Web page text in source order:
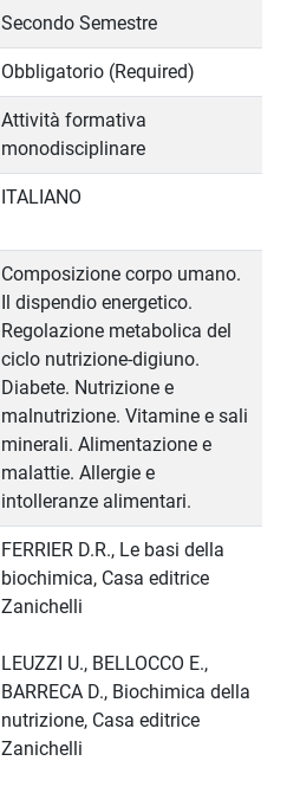
Secondo Semestre
Obbligatorio (Required)
Attività formativa
monodisciplinare
ITALIANO
Composizione corpo umano.
Il dispendio energetico.
Regolazione metabolica del
ciclo nutrizione-digiuno.
Diabete. Nutrizione e
malnutrizione. Vitamine e sali
minerali. Alimentazione e
malattie. Allergie e
intolleranze alimentari.
FERRIER D.R., Le basi della
biochimica, Casa editrice
Zanichelli
LEUZZI U., BELLOCCO E.,
BARRECA D., Biochimica della
nutrizione, Casa editrice
Zanichelli